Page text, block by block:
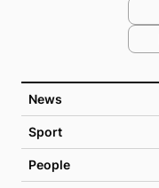
News
Sport
People